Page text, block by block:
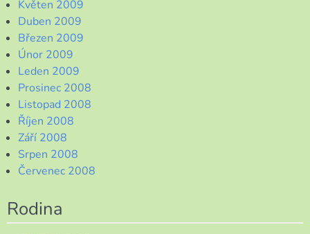
Květen 2009
Duben 2009
Březen 2009
Únor 2009
Leden 2009
Prosinec 2008
Listopad 2008
Říjen 2008
Září 2008
Srpen 2008
Červenec 2008
Rodina